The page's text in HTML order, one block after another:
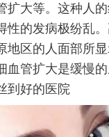
扩大等。这种人
性的发病极纷乱
地区的人面部所
血管扩大是缓慢
到好的医院